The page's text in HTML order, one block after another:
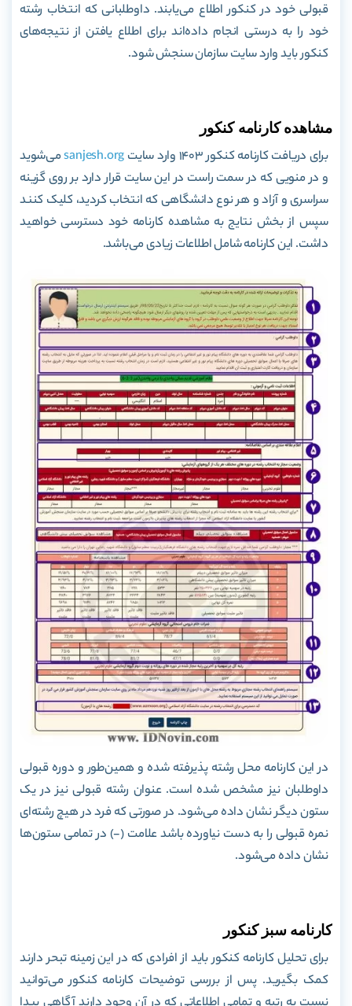
قبولی خود در کنکور اطلاع می‌یابند. داوطلبانی که انتخاب رشته
خود را به درستی انجام داده‌اند برای اطلاع یافتن از نتیجه‌های
کنکور باید وارد سایت سازمان سنجش شود.
مشاهده کارنامه کنکور
برای دریافت کارنامه کنکور 1403 وارد سایت sanjesh.orgمی‌شوید
و در منویی که در سمت راست در این سایت قرار دارد بر روی گزینه
سراسری و آزاد و هر نوع دانشگاهی که انتخاب کردید، کلیک کنند
سپس از بخش نتایج به مشاهده کارنامه خود دسترسی خواهید
داشت. این کارنامه شامل اطلاعات زیادی می‌باشد.
در این کارنامه محل رشته پذیرفته شده و همین‌طور و دوره قبولی
داوطلبان نیز مشخص شده است. عنوان رشته قبولی نیز در یک
ستون دیگر نشان داده می‌شود. در صورتی که فرد در هیچ رشته‌ای
نمره قبولی را به دست نیاورده باشد علامت (-) در تمامی ستون‌ها
نشان داده می‌شود.
کارنامه سبز کنکور
برای تحلیل کارنامه کنکور باید از افرادی که در این زمینه تبحر دارند
کمک بگیرید. پس از بررسی توضیحات کارنامه کنکور می‌توانید